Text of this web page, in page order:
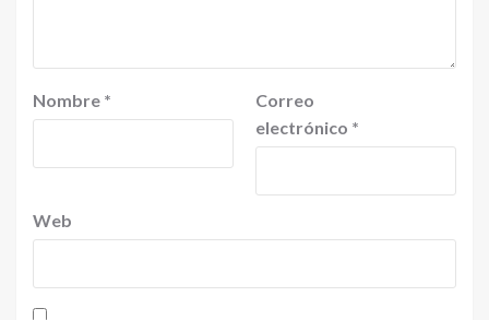
Nombre *
Correo
electrónico *
Web